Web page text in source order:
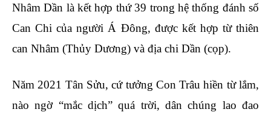
Nhâm Dần là kết hợp thứ 39 trong hệ thống đánh số
Can Chi của người Á Đông, được kết hợp từ thiên
can Nhâm (Thủy Dương) và địa chi Dần (cọp).
Năm 2021 Tân Sửu, cứ tưởng Con Trâu hiền từ lắm,
nào ngờ “mắc dịch” quá trời, dân chúng lao đao